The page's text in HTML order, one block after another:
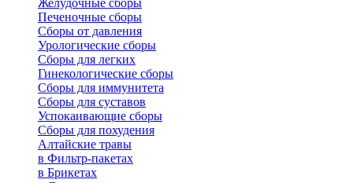
Желудочные сборы
Печеночные сборы
Сборы от давления
Урологические сборы
Сборы для легких
Гинекологические сборы
Сборы для иммунитета
Сборы для суставов
Успокаивающие сборы
Сборы для похудения
Алтайские травы
в Фильтр-пакетах
в Брикетах